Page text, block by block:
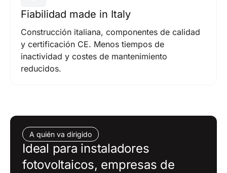
Fiabilidad made in Italy
Construcción italiana, componentes de calidad
y certificación CE. Menos tiempos de
inactividad y costes de mantenimiento
reducidos.
A quién va dirigido
Ideal para instaladores
fotovoltaicos, empresas de